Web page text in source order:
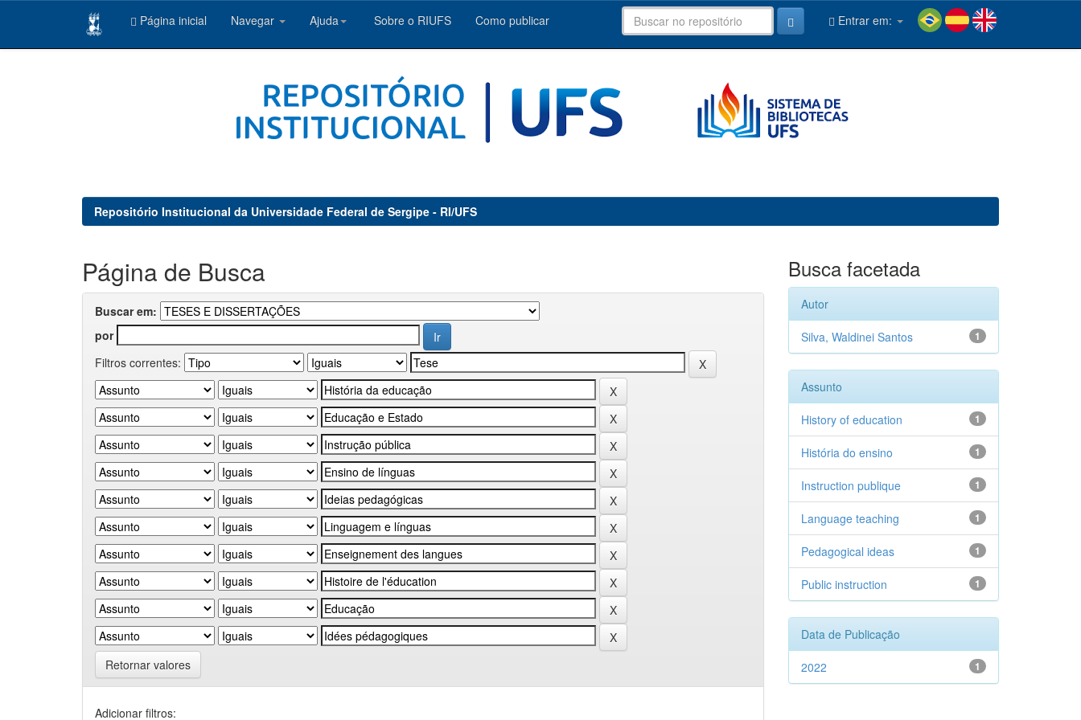
Página inicial Navegar Ajuda Sobre o RIUFS Como publicar Entrar em:
Repositório Institucional da Universidade Federal de Sergipe - RI/UFS
Página de Busca
Buscar em:
por
Filtros correntes:
Retornar valores
Adicionar filtros:
Busca facetada
Autor
1
Silva, Waldinei Santos
Assunto
1
History of education
1
História do ensino
1
Instruction publique
1
Language teaching
1
Pedagogical ideas
1
Public instruction
Data de Publicação
1
2022